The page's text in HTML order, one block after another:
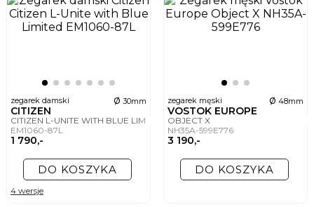
zegarek damski ø 30mm
CITIZEN
CITIZEN L-UNITE WITH BLUE LIMITED
EM1060-87L
1 790,-
DO KOSZYKA
4 wersje
zegarek męski ø 48mm
VOSTOK EUROPE
OBJECT X
NH35A-599E776
3 190,-
DO KOSZYKA